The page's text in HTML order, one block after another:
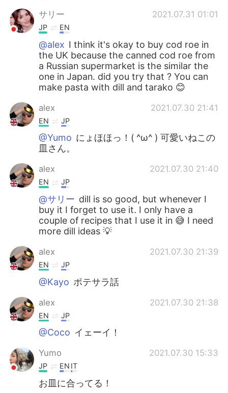
サリー 2021.07.31 01:01
JP EN
@alex I think it's okay to buy cod roe in
the UK because the canned cod roe from
a Russian supermarket is the similar the
one in Japan. did you try that ? You can
make pasta with dill and tarako 😊
alex 2021.07.30 21:41
EN JP
@Yumo にょほほっ！( ^ω^ ) 可愛いねこの
皿さん。
alex 2021.07.30 21:40
EN JP
@サリー dill is so good, but whenever I
buy it I forget to use it. I only have a
couple of recipes that I use it in 😅 I need
more dill ideas 💡
alex 2021.07.30 21:39
EN JP
@Kayo ポテサラ話
alex 2021.07.30 21:38
EN JP
@Coco イェーイ！
Yumo 2021.07.30 15:33
JP EN IT
お皿に合ってる！